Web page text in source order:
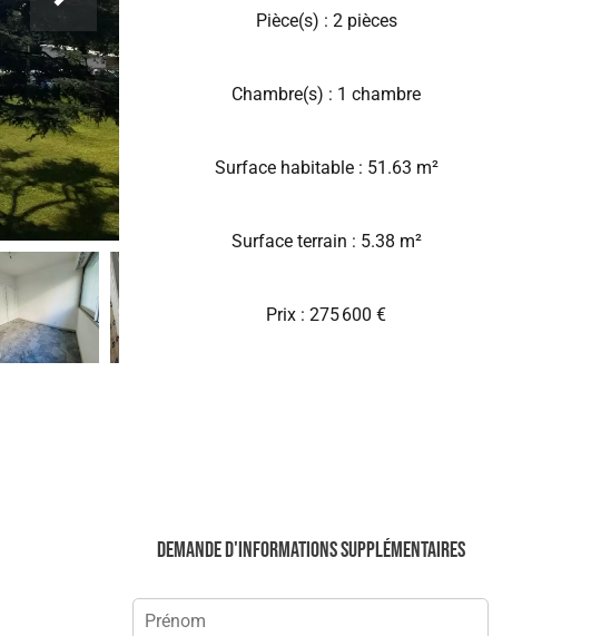
Pièce(s) : 2 pièces
Chambre(s) : 1 chambre
Surface habitable : 51.63 m²
Surface terrain : 5.38 m²
Prix : 275 600 €
Demande d'informations supplémentaires